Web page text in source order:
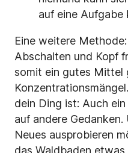
auf eine Aufgabe
Eine weitere
Abschalten und Kopf
somit ein gutes Mittel
dein Ding ist: Auch
auf andere
Neues ausprobieren
das Waldbaden